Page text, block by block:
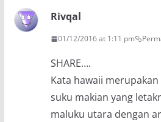
Rivqal
01/12/2016 at 1:11 pm
SHARE….
Kata hawaii
suku makian yang
maluku utara dengan